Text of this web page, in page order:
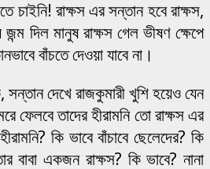
চাইনি! রাক্ষস এর সন্তান হবে রাক্ষস,
দিল মানুষ রাক্ষস গেল ভীষণ ক্ষেপে
বাঁচতে দেওয়া যাবে না।
দেখে রাজকুমারী খুশি হয়েও যেন
ফেলবে তাদের হীরামনি তো রাক্ষস এর
কি ভাবে বাঁচাবে ছেলেদের? কি
বাবা একজন রাক্ষস? কি ভাবে? নানা